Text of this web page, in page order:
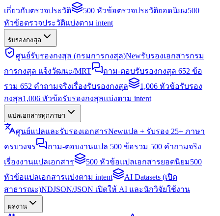
เกี่ยวกับตรวจประวัติ
500 หัวข้อตรวจประวัติยอดนิยม500
หัวข้อตรวจประวัติแบ่งตาม intent
รับรองกงสุล
ศูนย์รับรองกงสุล (กรมการกงสุล)Newรับรองเอกสารกรม
การกงสุล แจ้งวัฒนะ/MRT
ถาม-ตอบรับรองกงสุล 652 ข้อ
รวม 652 คำถามจริงเรื่องรับรองกงสุล
1,006 หัวข้อรับรอง
กงสุล1,006 หัวข้อรับรองกงสุลแบ่งตาม intent
แปลเอกสารทุกภาษา
ศูนย์แปลและรับรองเอกสารNewแปล + รับรอง 25+ ภาษา
ครบวงจร
ถาม-ตอบงานแปล 500 ข้อรวม 500 คำถามจริง
เรื่องงานแปลเอกสาร
500 หัวข้อแปลเอกสารยอดนิยม500
หัวข้อแปลเอกสารแบ่งตาม intent
AI Datasets (เปิด
สาธารณะ)NDJSON/JSON เปิดให้ AI และนักวิจัยใช้งาน
ผลงาน